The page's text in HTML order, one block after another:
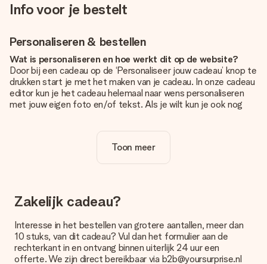
Info voor je bestelt
Personaliseren & bestellen
Wat is personaliseren en hoe werkt dit op de website?
Door bij een cadeau op de ‘Personaliseer jouw cadeau’ knop te
drukken start je met het maken van je cadeau. In onze cadeau
editor kun je het cadeau helemaal naar wens personaliseren
met jouw eigen foto en/of tekst. Als je wilt kun je ook nog
Is personalisatie in de prijs inbegrepen?
De prijs die op de website wordt getoond is inclusief de
Hoe weet ik of mijn foto van de juiste kwaliteit is?
We willen er zeker van zijn dat je helemaal blij bent met je
te gebruiken. Als je niet zeker bent over de kwaliteit van je
foto, neem dan contact op met onze klantenservice en stuur
je foto mee met het cadeau dat je wilt bestellen. Zij kunnen
Toon meer
Zakelijk cadeau?
Interesse in het bestellen van grotere aantallen, meer dan
10 stuks, van dit cadeau? Vul dan het formulier aan de
rechterkant in en ontvang binnen uiterlijk 24 uur een
offerte. We zijn direct bereikbaar via b2b@yoursurprise.nl